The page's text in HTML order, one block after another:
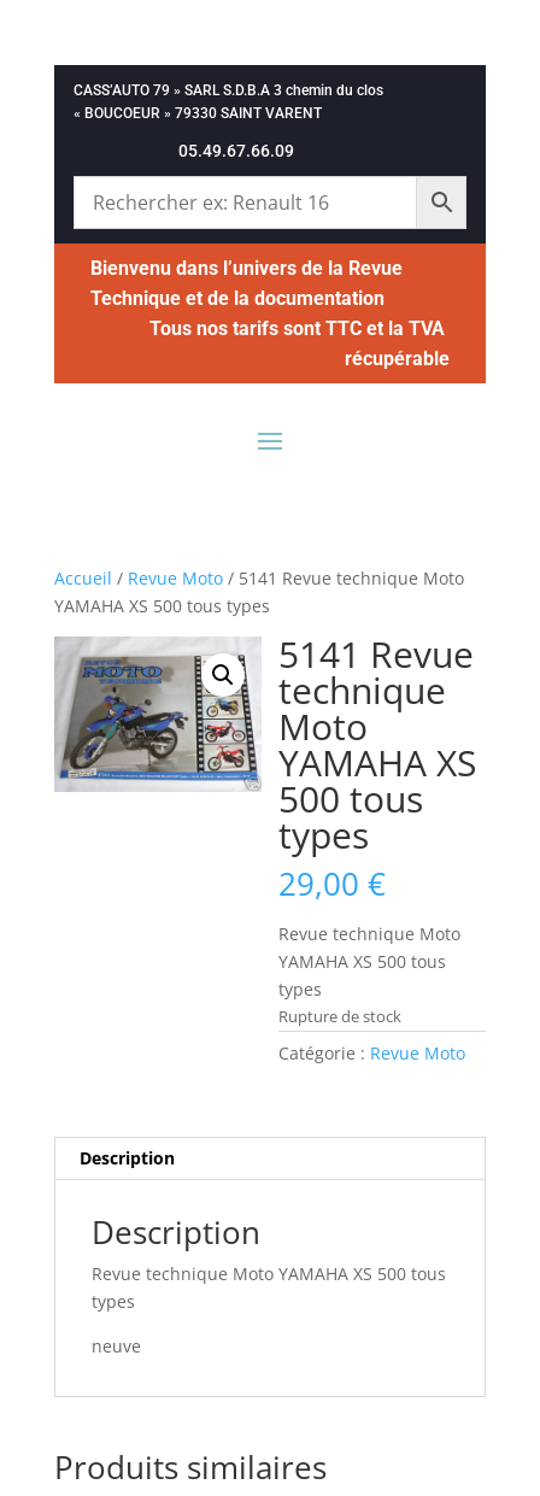
CASS’AUTO 79 » SARL S.D.B.A 3 chemin du clos
« BOUCOEUR » 79330 SAINT VARENT
05.49.67.66.09
Bienvenu dans l’univers de la Revue
Technique et de la documentation
Tous nos tarifs sont TTC et la TVA
récupérable
Accueil / Revue Moto/ 5141 Revue technique Moto
YAMAHA XS 500 tous types
5141 Revue
technique
Moto
YAMAHA XS
500 tous
types
29,00€
Revue technique Moto
YAMAHA XS 500 tous
types
Rupture de stock
Catégorie : Revue Moto
Description
Description
Revue technique Moto YAMAHA XS 500 tous
types
neuve
Produits similaires